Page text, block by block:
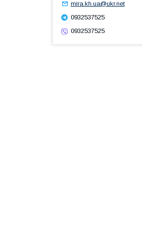
mira.kh.ua@ukr.net
0932537525
0932537525